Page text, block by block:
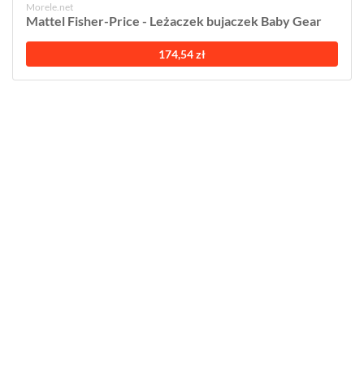
Morele.net
Mattel Fisher-Price - Leżaczek bujaczek Baby Gear
174,54 zł